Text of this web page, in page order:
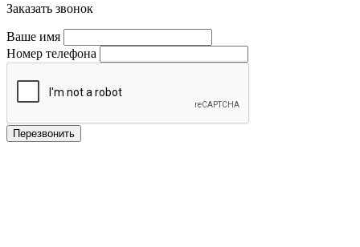
Заказать звонок
Ваше имя
Номер телефона
Перезвонить